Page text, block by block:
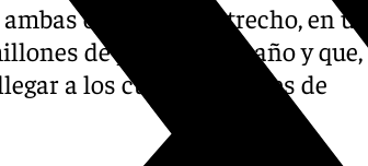
orillas del Estrecho, en una
de pasajeros al año y que,
a los cuatro millones de